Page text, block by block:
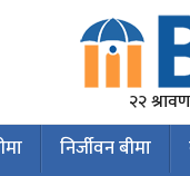
२२
निर्जीवन बीमा